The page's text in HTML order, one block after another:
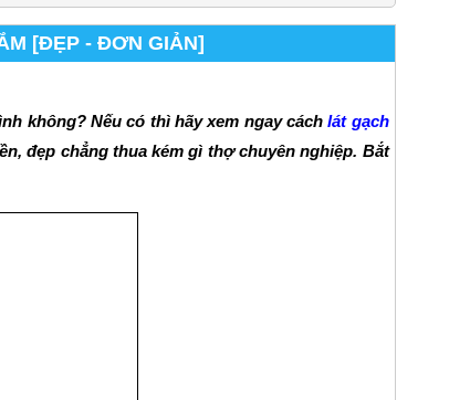
[ĐẸP - ĐƠN GIẢN]
không? Nếu có thì hãy xem ngay cáchlát gạch
đẹp chẳng thua kém gì thợ chuyên nghiệp. Bắt